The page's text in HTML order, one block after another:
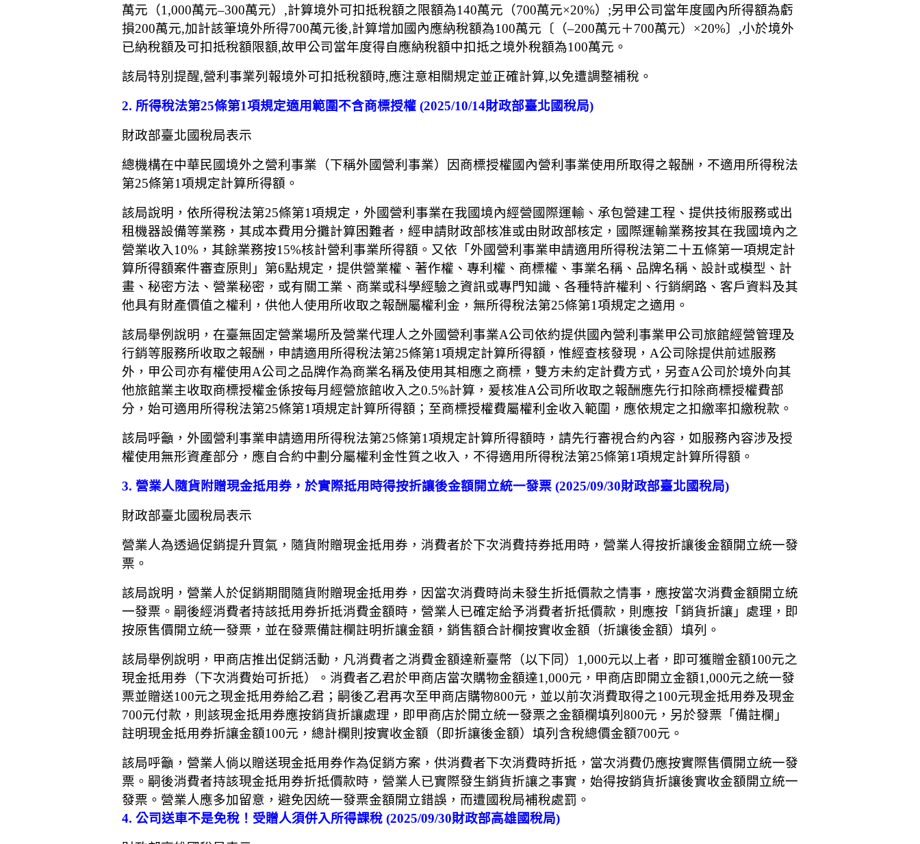
萬元（1,000萬元–300萬元）,計算境外可扣抵稅額之限額為140萬元（700萬元×20%）;另甲公司當年度國內所得額為虧
損200萬元,加計該筆境外所得700萬元後,計算增加國內應納稅額為100萬元〔（–200萬元＋700萬元）×20%〕,小於境外
已納稅額及可扣抵稅額限額,故甲公司當年度得自應納稅額中扣抵之境外稅額為100萬元。
該局特別提醒,營利事業列報境外可扣抵稅額時,應注意相關規定並正確計算,以免遭調整補稅。
2. 所得稅法第25條第1項規定適用範圍不含商標授權 (2025/10/14財政部臺北國稅局)
財政部臺北國稅局表示
總機構在中華民國境外之營利事業（下稱外國營利事業）因商標授權國內營利事業使用所取得之報酬，不適用所得稅法
第25條第1項規定計算所得額。
該局說明，依所得稅法第25條第1項規定，外國營利事業在我國境內經營國際運輸、承包營建工程、提供技術服務或出
租機器設備等業務，其成本費用分攤計算困難者，經申請財政部核准或由財政部核定，國際運輸業務按其在我國境內之
營業收入10%，其餘業務按15%核計營利事業所得額。又依「外國營利事業申請適用所得稅法第二十五條第一項規定計
算所得額案件審查原則」第6點規定，提供營業權、著作權、專利權、商標權、事業名稱、品牌名稱、設計或模型、計
畫、秘密方法、營業秘密，或有關工業、商業或科學經驗之資訊或專門知識、各種特許權利、行銷網路、客戶資料及其
他具有財產價值之權利，供他人使用所收取之報酬屬權利金，無所得稅法第25條第1項規定之適用。
該局舉例說明，在臺無固定營業場所及營業代理人之外國營利事業A公司依約提供國內營利事業甲公司旅館經營管理及
行銷等服務所收取之報酬，申請適用所得稅法第25條第1項規定計算所得額，惟經查核發現，A公司除提供前述服務
外，甲公司亦有權使用A公司之品牌作為商業名稱及使用其相應之商標，雙方未約定計費方式，另查A公司於境外向其
他旅館業主收取商標授權金係按每月經營旅館收入之0.5%計算，爰核准A公司所收取之報酬應先行扣除商標授權費部
分，始可適用所得稅法第25條第1項規定計算所得額；至商標授權費屬權利金收入範圍，應依規定之扣繳率扣繳稅款。
該局呼籲，外國營利事業申請適用所得稅法第25條第1項規定計算所得額時，請先行審視合約內容，如服務內容涉及授
權使用無形資產部分，應自合約中劃分屬權利金性質之收入，不得適用所得稅法第25條第1項規定計算所得額。
3. 營業人隨貨附贈現金抵用券，於實際抵用時得按折讓後金額開立統一發票 (2025/09/30財政部臺北國稅局)
財政部臺北國稅局表示
營業人為透過促銷提升買氣，隨貨附贈現金抵用券，消費者於下次消費持券抵用時，營業人得按折讓後金額開立統一發
票。
該局說明，營業人於促銷期間隨貨附贈現金抵用券，因當次消費時尚未發生折抵價款之情事，應按當次消費金額開立統
一發票。嗣後經消費者持該抵用券折抵消費金額時，營業人已確定給予消費者折抵價款，則應按「銷貨折讓」處理，即
按原售價開立統一發票，並在發票備註欄註明折讓金額，銷售額合計欄按實收金額（折讓後金額）填列。
該局舉例說明，甲商店推出促銷活動，凡消費者之消費金額達新臺幣（以下同）1,000元以上者，即可獲贈金額100元之
現金抵用券（下次消費始可折抵）。消費者乙君於甲商店當次購物金額達1,000元，甲商店即開立金額1,000元之統一發
票並贈送100元之現金抵用券給乙君；嗣後乙君再次至甲商店購物800元，並以前次消費取得之100元現金抵用券及現金
700元付款，則該現金抵用券應按銷貨折讓處理，即甲商店於開立統一發票之金額欄填列800元，另於發票「備註欄」
註明現金抵用券折讓金額100元，總計欄則按實收金額（即折讓後金額）填列含稅總價金額700元。
該局呼籲，營業人倘以贈送現金抵用券作為促銷方案，供消費者下次消費時折抵，當次消費仍應按實際售價開立統一發
票。嗣後消費者持該現金抵用券折抵價款時，營業人已實際發生銷貨折讓之事實，始得按銷貨折讓後實收金額開立統一
發票。營業人應多加留意，避免因統一發票金額開立錯誤，而遭國稅局補稅處罰。
4. 公司送車不是免稅！受贈人須併入所得課稅 (2025/09/30財政部高雄國稅局)